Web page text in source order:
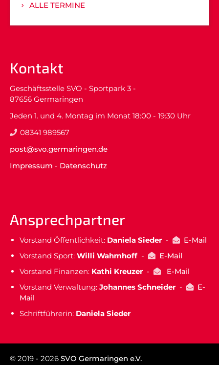
ALLE TERMINE
Kontakt
Geschäftsstelle SVO - Sportpark 3 -
87656 Germaringen
Jeden 1. und 4. Montag im Monat 18:00 - 19:30 Uhr
08341 989567
post@svo.germaringen.de
Impressum - Datenschutz
Ansprechpartner
Vorstand Öffentlichkeit: Daniela Sieder-
E-Mail
Vorstand Sport: Willi Wahmhoff-
E-Mail
Vorstand Finanzen: Kathi Kreuzer-
E-Mail
Vorstand Verwaltung: Johannes Schneider -
E-
Mail
Schriftführerin: Daniela Sieder
© 2019 - 2026 SVO Germaringen e.V.